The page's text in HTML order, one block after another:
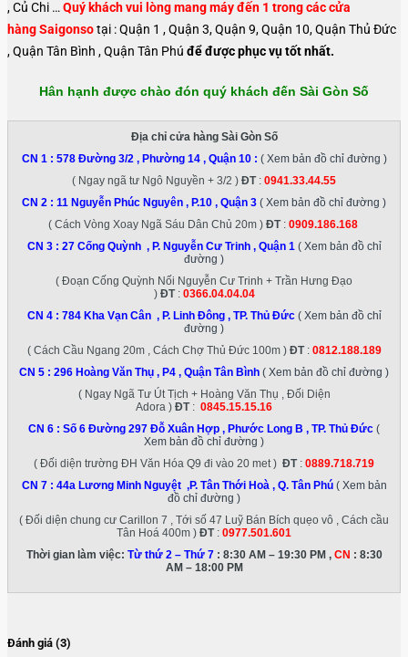
, Củ Chi … Quý khách vui lòng mang máy đến 1 trong các cửa
hàng Saigonsotại : Quận 1 , Quận 3, Quận 9, Quận 10, Quận Thủ Đức
, Quận Tân Bình , Quận Tân Phú để được phục vụ tốt nhất.
Hân hạnh được chào đón quý khách đến Sài Gòn Số
Địa chỉ cửa hàng Sài Gòn Số
CN 1 : 578 Đường 3/2 , Phường 14 , Quận 10: ( Xem bản đồ chỉ đường )
( Ngay ngã tư Ngô Nguyền + 3/2 ) ĐT: 0941.33.44.55
CN 2 : 11 Nguyễn Phúc Nguyên , P.10 , Quận 3 ( Xem bản đồ chỉ đường )
( Cách Vòng Xoay Ngã Sáu Dân Chủ 20m ) ĐT: 0909.186.168
CN 3 : 27 Cống Quỳnh , P. Nguyễn Cư Trinh , Quận 1 ( Xem bản đồ chỉ
đường )
( Đoạn Cống Quỳnh Nối Nguyễn Cư Trinh + Trần Hưng Đạo
) ĐT: 0366.04.04.04
CN 4 : 784 Kha Vạn Cân , P. Linh Đông , TP. Thủ Đức( Xem bản đồ chỉ
đường )
( Cách Cầu Ngang 20m , Cách Chợ Thủ Đức 100m ) ĐT: 0812.188.189
CN 5 : 296 Hoàng Văn Thụ , P4 , Quận Tân Bình ( Xem bản đồ chỉ đường )
( Ngay Ngã Tư Út Tịch + Hoàng Văn Thụ , Đối Diện
Adora ) ĐT: 0845.15.15.16
CN 6 : Số 6 Đường 297 Đỗ Xuân Hợp , Phước Long B , TP. Thủ Đức (
Xem bản đồ chỉ đường )
( Đối diện trường ĐH Văn Hóa Q9 đi vào 20 met ) ĐT: 0889.718.719
CN 7 : 44a Lương Minh Nguyệt ,P. Tân Thới Hoà , Q. Tân Phú ( Xem bản
đồ chỉ đường )
( Đối diện chung cư Carillon 7 , Tới số 47 Luỹ Bán Bích quẹo vô , Cách cầu
Tân Hoá 400m ) ĐT: 0977.501.601
Thời gian làm việc: Từ thứ 2 – Thứ 7: 8:30 AM – 19:30 PM , CN : 8:30
AM – 18:00 PM
Đánh giá (3)